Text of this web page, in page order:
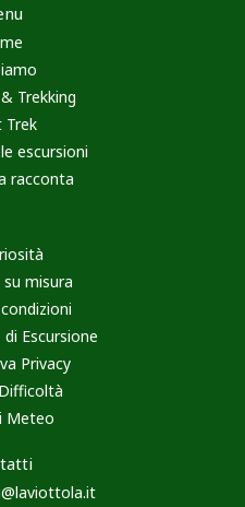
Trekking
Trek
escursioni
racconta
su misura
Escursione
Privacy
Meteo